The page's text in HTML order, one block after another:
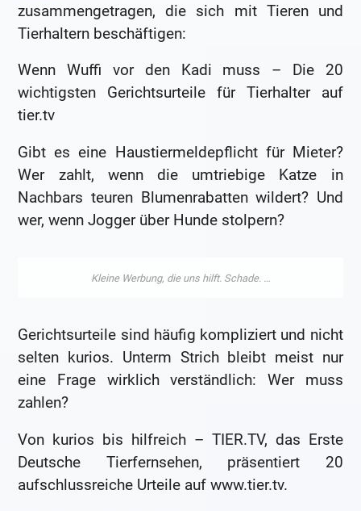
zusammengetragen, die sich mit Tieren und
Tierhaltern beschäftigen:
Wenn Wuffi vor den Kadi muss – Die 20
wichtigsten Gerichtsurteile für Tierhalter auf
tier.tv
Gibt es eine Haustiermeldepflicht für Mieter?
Wer zahlt, wenn die umtriebige Katze in
Nachbars teuren Blumenrabatten wildert? Und
wer, wenn Jogger über Hunde stolpern?
Gerichtsurteile sind häufig kompliziert und nicht
selten kurios. Unterm Strich bleibt meist nur
eine Frage wirklich verständlich: Wer muss
zahlen?
Von kurios bis hilfreich – TIER.TV, das Erste
Deutsche Tierfernsehen, präsentiert 20
aufschlussreiche Urteile auf www.tier.tv.